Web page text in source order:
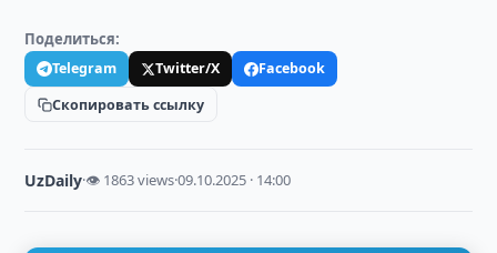
Поделиться:
Telegram Twitter/X
Facebook
Скопировать ссылку
UzDaily·👁 1863 views·09.10.2025 · 14:00